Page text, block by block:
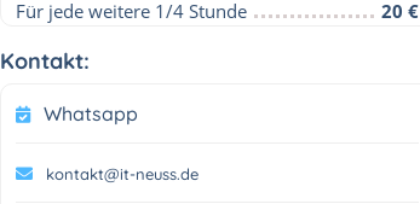
Für jede weitere 1/4 Stunde
20 €
Kontakt:
Whatsapp
kontakt@it-neuss.de